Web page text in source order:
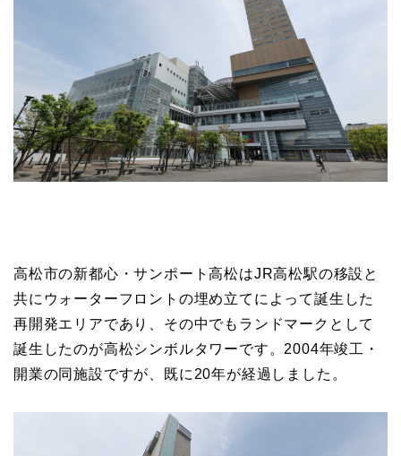
高松市の新都心・サンポート高松はJR高松駅の移設と
共にウォーターフロントの埋め立てによって誕生した
再開発エリアであり、その中でもランドマークとして
誕生したのが高松シンボルタワーです。2004年竣工・
開業の同施設ですが、既に20年が経過しました。